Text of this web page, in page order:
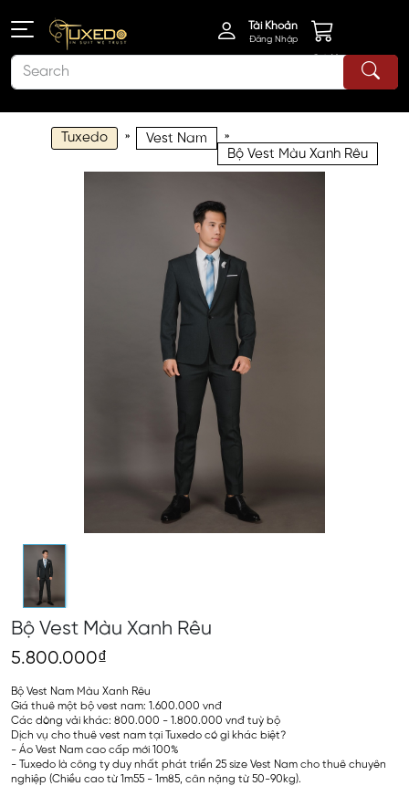
Tài Khoản
Đăng Nhập
Giỏ Hàng
Tuxedo » Vest Nam »
Bộ Vest Màu Xanh Rêu
Bộ Vest Màu Xanh Rêu
5.800.000₫
Bộ Vest Nam Màu Xanh Rêu
Giá thuê một bộ vest nam: 1.600.000 vnđ
Các dòng vải khác: 800.000 - 1.800.000 vnđ tuỳ bộ
Dịch vụ cho thuê vest nam tại Tuxedo có gì khác biệt?
- Áo Vest Nam cao cấp mới 100%
- Tuxedo là công ty duy nhất phát triển 25 size Vest Nam cho thuê chuyên
nghiệp (Chiều cao từ 1m55 - 1m85, cân nặng từ 50-90kg).